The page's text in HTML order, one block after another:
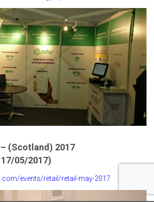
(Scotland) 2017
05/2017)
events/retail/retail-may-2017